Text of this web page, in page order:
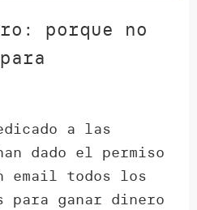
porque no
a las
dado el permiso
email todos los
para ganar dinero